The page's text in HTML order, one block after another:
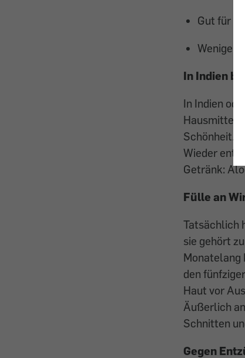
Gut für
Weniger
In Indien
In Indien
Hausmittel
Schönheit.
Wieder
Getränk:
Fülle an
Tatsächlich
sie gehört
Monatelang
den
Haut vor
Äußerlich
Schnitten
Gegen